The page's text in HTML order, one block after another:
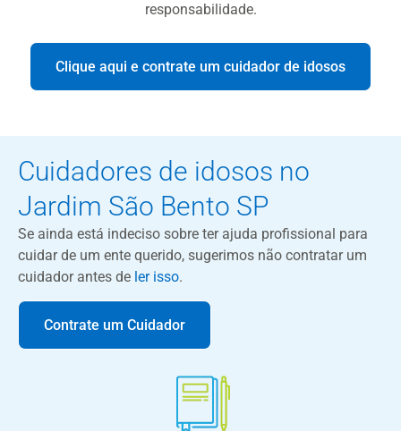
responsabilidade.
Clique aqui e contrate um cuidador de idosos
Cuidadores de idosos no
Jardim São Bento SP
Se ainda está indeciso sobre ter ajuda profissional para
cuidar de um ente querido, sugerimos não contratar um
cuidador antes de ler isso.
Contrate um Cuidador